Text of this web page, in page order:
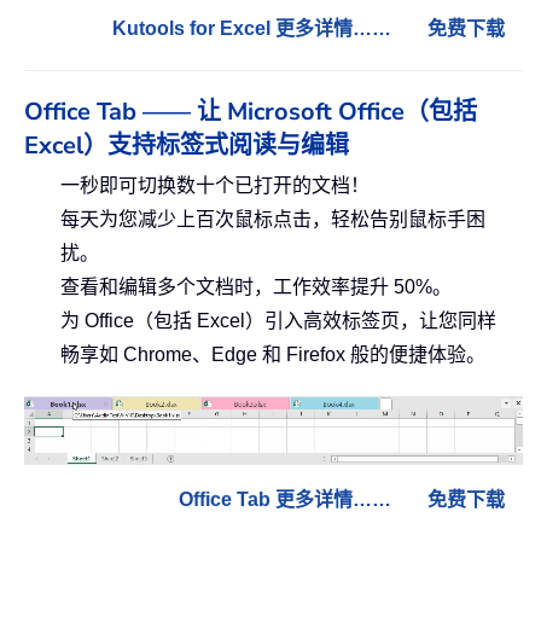
Kutools for Excel 更多详情…… 免费下载
Office Tab —— 让 Microsoft Office（包括
Excel）支持标签式阅读与编辑
一秒即可切换数十个已打开的文档！
每天为您减少上百次鼠标点击，轻松告别鼠标手困
扰。
查看和编辑多个文档时，工作效率提升 50%。
为 Office（包括 Excel）引入高效标签页，让您同样
畅享如 Chrome、Edge 和 Firefox 般的便捷体验。
Office Tab 更多详情…… 免费下载